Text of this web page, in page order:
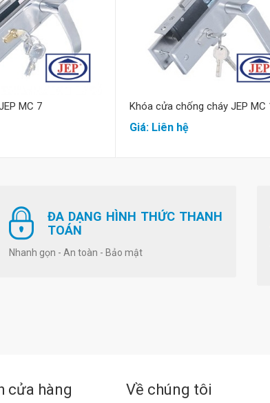
hàng
MC 7
Mua hàng
Khóa cửa chống cháy JEP MC
Giá: Liên hệ
ĐA DẠNG HÌNH THỨC THANH
TOÁN
Nhanh gọn - An toàn - Bảo mật
cửa hàng Về chúng tôi